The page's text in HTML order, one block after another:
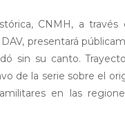
CNMH, a través
presentará
sin su canto.
de la serie sobre el
en las